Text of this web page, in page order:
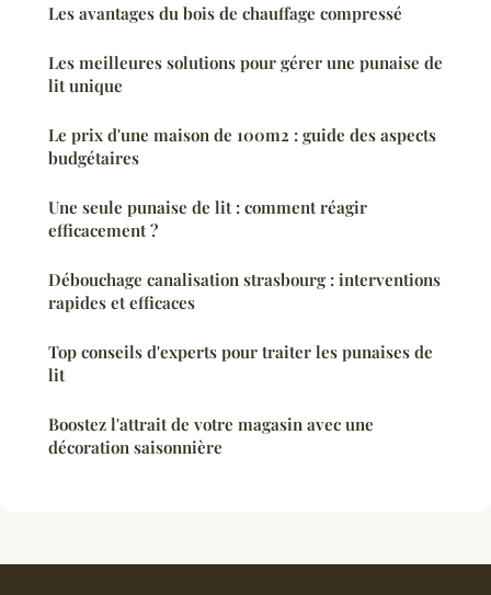
Les avantages du bois de chauffage compressé
Les meilleures solutions pour gérer une punaise de
lit unique
Le prix d'une maison de 100m2 : guide des aspects
budgétaires
Une seule punaise de lit : comment réagir
efficacement ?
Débouchage canalisation strasbourg : interventions
rapides et efficaces
Top conseils d'experts pour traiter les punaises de
lit
Boostez l'attrait de votre magasin avec une
décoration saisonnière